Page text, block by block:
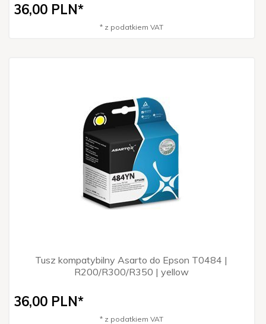
36,00 PLN*
* z podatkiem VAT
Tusz kompatybilny Asarto do Epson T0484 |
R200/R300/R350 | yellow
36,00 PLN*
* z podatkiem VAT